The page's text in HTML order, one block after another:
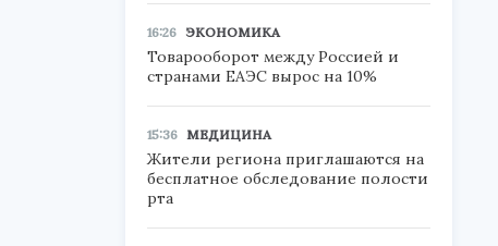
16:26 ЭКОНОМИКА
Товарооборот между Россией и
странами ЕАЭС вырос на 10%
15:36 МЕДИЦИНА
Жители региона приглашаются на
бесплатное обследование полости
рта